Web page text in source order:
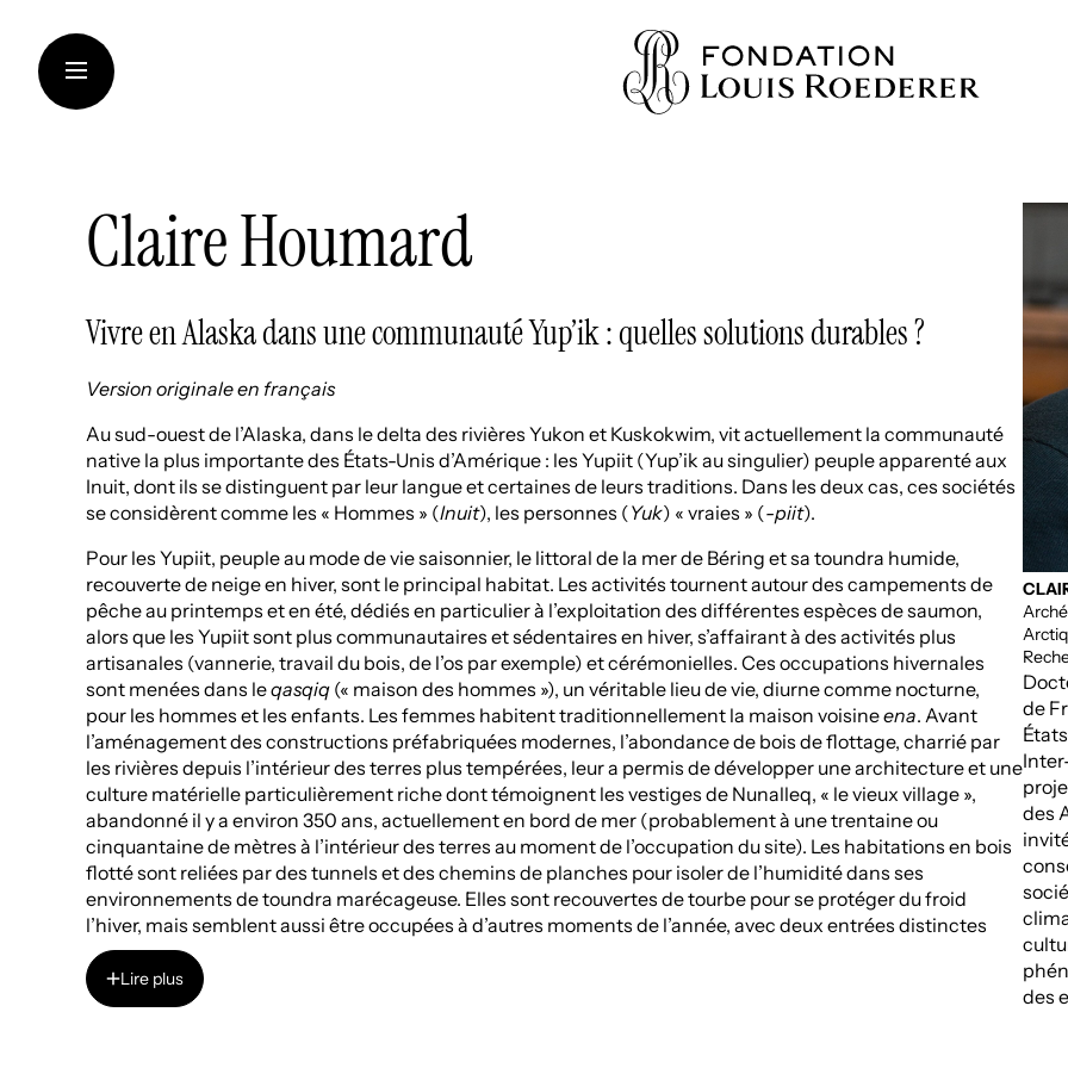
contenu
LA FONDATION
CRÉATION CONTEMPORAINE
TRANSMISSION DES CONNAISSANCES
THINKING SUSTAINABILITY
ART DANS LES VIGNOBLES
ARTISTES ET CHERCHEURS
Claire Houmard
Vivre en Alaska dans une communauté Yup’ik : quelles solutions durables ?
Version originale en français
Au sud-ouest de l’Alaska, dans le delta des rivières Yukon et Kuskokwim, vit actuellement la communauté
native la plus importante des États-Unis d’Amérique : les Yupiit (Yup’ik au singulier) peuple apparenté aux
Inuit, dont ils se distinguent par leur langue et certaines de leurs traditions. Dans les deux cas, ces sociétés
se considèrent comme les « Hommes » (Inuit), les personnes (Yuk) « vraies » (-piit).
Pour les Yupiit, peuple au mode de vie saisonnier, le littoral de la mer de Béring et sa toundra humide,
recouverte de neige en hiver, sont le principal habitat. Les activités tournent autour des campements de
pêche au printemps et en été, dédiés en particulier à l’exploitation des différentes espèces de saumon,
alors que les Yupiit sont plus communautaires et sédentaires en hiver, s’affairant à des activités plus
artisanales (vannerie, travail du bois, de l’os par exemple) et cérémonielles. Ces occupations hivernales
sont menées dans leqasqiq (« maison des hommes »), un véritable lieu de vie, diurne comme nocturne,
pour les hommes et les enfants. Les femmes habitent traditionnellement la maison voisineena. Avant
l’aménagement des constructions préfabriquées modernes, l’abondance de bois de flottage, charrié par
les rivières depuis l’intérieur des terres plus tempérées, leur a permis de développer une architecture et une
culture matérielle particulièrement riche dont témoignent les vestiges de Nunalleq, « le vieux village »,
abandonné il y a environ 350 ans, actuellement en bord de mer (probablement à une trentaine ou
cinquantaine de mètres à l’intérieur des terres au moment de l’occupation du site). Les habitations en bois
flotté sont reliées par des tunnels et des chemins de planches pour isoler de l’humidité dans ses
environnements de toundra marécageuse. Elles sont recouvertes de tourbe pour se protéger du froid
l’hiver, mais semblent aussi être occupées à d’autres moments de l’année, avec deux entrées distinctes
selon la saison. Ce site ancestral, désormais archéologique, a vu se succéder au moins trois générations
durant le Petit âge glaciaire (1350-1850)
relatées dans la tradition orale du village de Quinhagak
Lire plus
de
des
des